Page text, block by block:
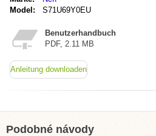
Model:
S71U69Y0EU
Benutzerhandbuch
PDF, 2.11 MB
Anleitung downloaden
Podobné návody